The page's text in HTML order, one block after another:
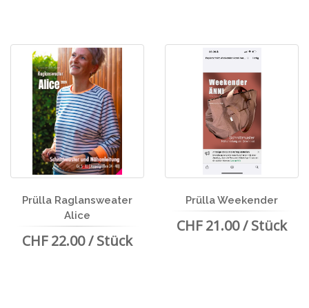
Prülla Raglansweater
Alice
CHF 22.00 / Stück
Prülla Weekender
CHF 21.00 / Stück